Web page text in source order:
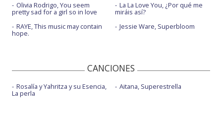
Olivia Rodrigo, You seem
pretty sad for a girl so in love
RAYE, This music may contain
hope.
La La Love You, ¿Por qué me
miráis así?
Jessie Ware, Superbloom
CANCIONES
Rosalía y Yahritza y su Esencia,
La perla
Aitana, Superestrella